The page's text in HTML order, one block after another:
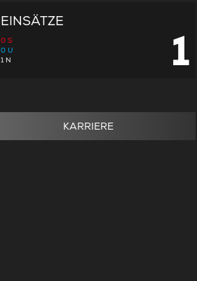
EINSÄTZE
0S
0U
1N 1
KARRIERE